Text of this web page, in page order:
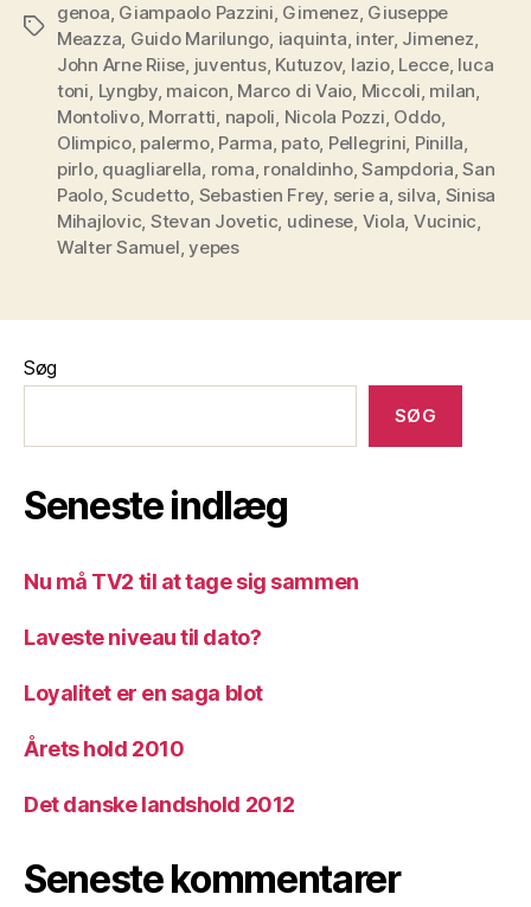
Tags
genoa, Giampaolo Pazzini, Gimenez, Giuseppe
Meazza, Guido Marilungo, iaquinta, inter, Jimenez,
John Arne Riise, juventus, Kutuzov, lazio, Lecce, luca
toni, Lyngby, maicon, Marco di Vaio, Miccoli, milan,
Montolivo, Morratti, napoli, Nicola Pozzi, Oddo,
Olimpico, palermo, Parma, pato, Pellegrini, Pinilla,
pirlo, quagliarella, roma, ronaldinho,Sampdoria,San
Paolo,Scudetto, Sebastien Frey, serie a, silva, Sinisa
Mihajlovic, Stevan Jovetic, udinese, Viola, Vucinic,
Walter Samuel,yepes
Søg
SØG
Seneste indlæg
Nu må TV2 til at tage sig sammen
Laveste niveau til dato?
Loyalitet er en saga blot
Årets hold 2010
Det danske landshold 2012
Seneste kommentarer